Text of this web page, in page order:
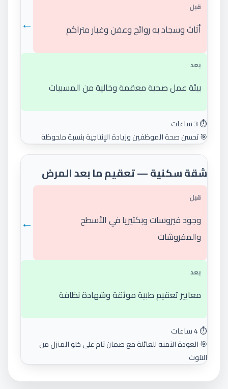
قبل
أثاث وسجاد به روائح وعفن وغبار متراكم ←
بعد
بيئة عمل صحية معقمة وخالية من المسببات
⏱️ 3 ساعات
🎯 تحسن صحة الموظفين وزيادة الإنتاجية بنسبة ملحوظة
شقة سكنية — تعقيم ما بعد المرض
قبل
وجود فيروسات وبكتيريا في الأسطح
والمفروشات
←
بعد
معايير تعقيم طبية موثقة وشهادة نظافة
⏱️ 4 ساعات
🎯 العودة الآمنة للعائلة مع ضمان تام على خلو المنزل من
التلوث